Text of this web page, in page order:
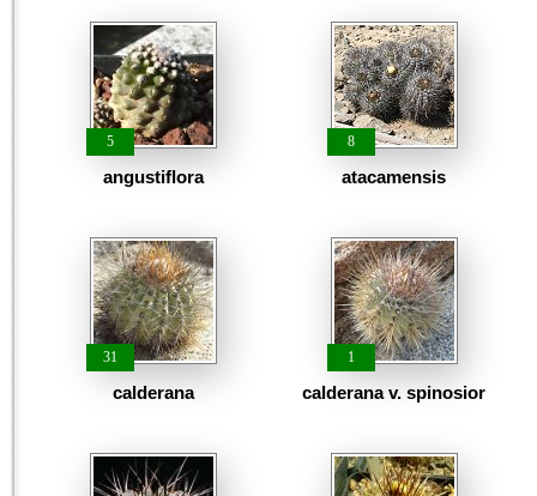
5
angustiflora
8
atacamensis
31
calderana
1
calderana v. spinosior